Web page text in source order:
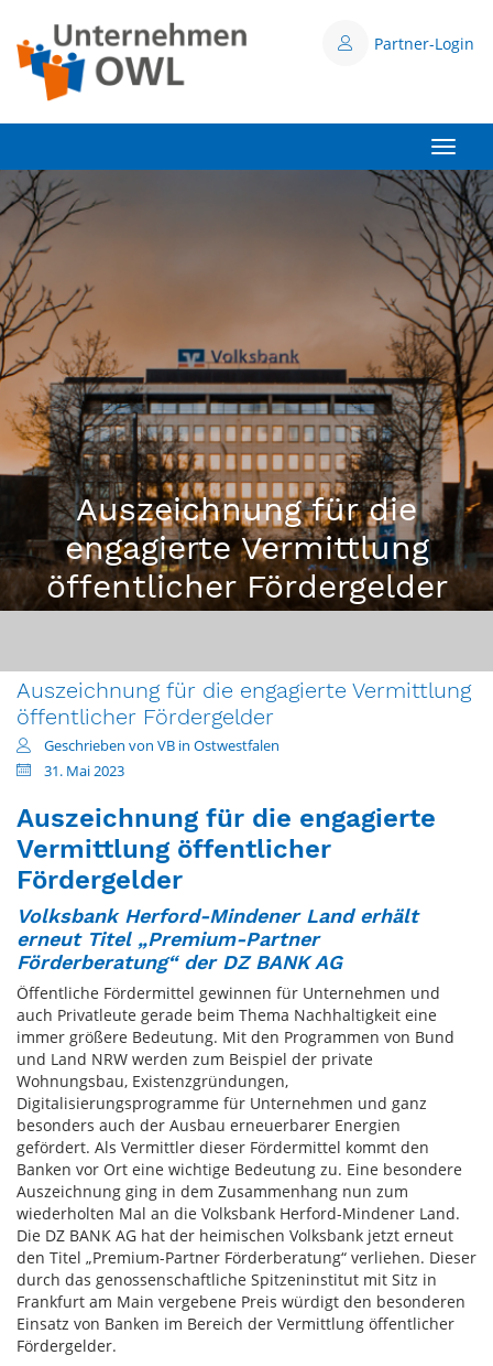
Partner-Login
Auszeichnung für die
engagierte Vermittlung
öffentlicher Fördergelder
Auszeichnung für die engagierte Vermittlung
öffentlicher Fördergelder
Geschrieben von VB in Ostwestfalen
31. Mai 2023
Auszeichnung für die engagierte
Vermittlung öffentlicher
Fördergelder
Volksbank Herford-Mindener Land erhält
erneut Titel „Premium-Partner
Förderberatung“ der DZ BANK AG
Öffentliche Fördermittel gewinnen für Unternehmen und
auch Privatleute gerade beim Thema Nachhaltigkeit eine
immer größere Bedeutung. Mit den Programmen von Bund
und Land NRW werden zum Beispiel der private
Wohnungsbau, Existenzgründungen,
Digitalisierungsprogramme für Unternehmen und ganz
besonders auch der Ausbau erneuerbarer Energien
gefördert. Als Vermittler dieser Fördermittel kommt den
Banken vor Ort eine wichtige Bedeutung zu. Eine besondere
Auszeichnung ging in dem Zusammenhang nun zum
wiederholten Mal an die Volksbank Herford-Mindener Land.
Die DZ BANK AG hat der heimischen Volksbank jetzt erneut
den Titel „Premium-Partner Förderberatung“ verliehen. Dieser
durch das genossenschaftliche Spitzeninstitut mit Sitz in
Frankfurt am Main vergebene Preis würdigt den besonderen
Einsatz von Banken im Bereich der Vermittlung öffentlicher
Fördergelder.